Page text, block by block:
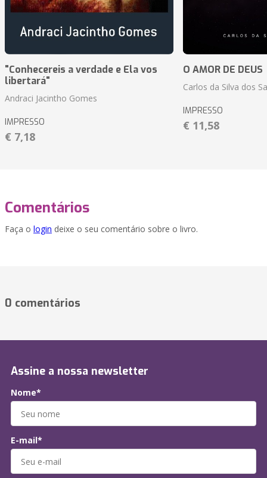
"Conhecereis a verdade e Ela vos
libertará"
Andraci Jacintho Gomes
IMPRESSO
€ 7,18
O AMOR DE DEUS
Carlos da Silva dos
IMPRESSO
€ 11,58
Comentários
Faça o login deixe o seu comentário sobre o livro.
0 comentários
Assine a nossa newsletter
Nome*
E-mail*